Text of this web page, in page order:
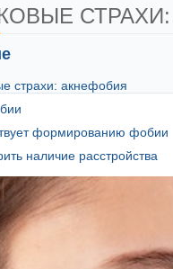
страхи: акнефобия
формированию фобии
наличие расстройства